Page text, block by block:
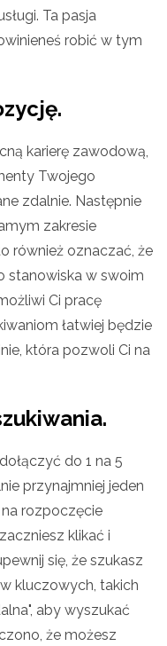
Ta pasja
robić w tym
karierę zawodową,
Twojego
zdalnie. Następnie
zakresie
również oznaczać, że
stanowiska w swoim
Ci pracę
łatwiej będzie
która pozwoli Ci na
do 1 na 5
przynajmniej jeden
rozpoczęcie
klikać i
się, że szukasz
kluczowych, takich
aby wyszukać
że możesz